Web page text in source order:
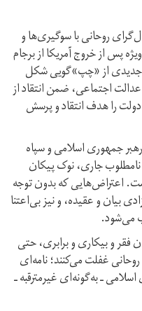
روحانی با سوگیری‌ها و
پس از خروج آمریکا از برجام
جدیدی از «چپ»گویی شکل
عدالت اجتماعی، ضمن انتقاد از
را هدف انتقاد و پرسش
جمهوری اسلامی و سپاه
جاری، نوک پیکان
اعتراض‌هایی که بدون توجه
بیان و عقیده، و نیز بی‌اعتنا
می‌شود.
فقر و بیکاری و برابری، حتی
۳۸ اقتصاددان به روحانی غفلت می‌کنند؛ نامه‌ای
ـ به‌گونه‌ای غیرمترقبه ـ